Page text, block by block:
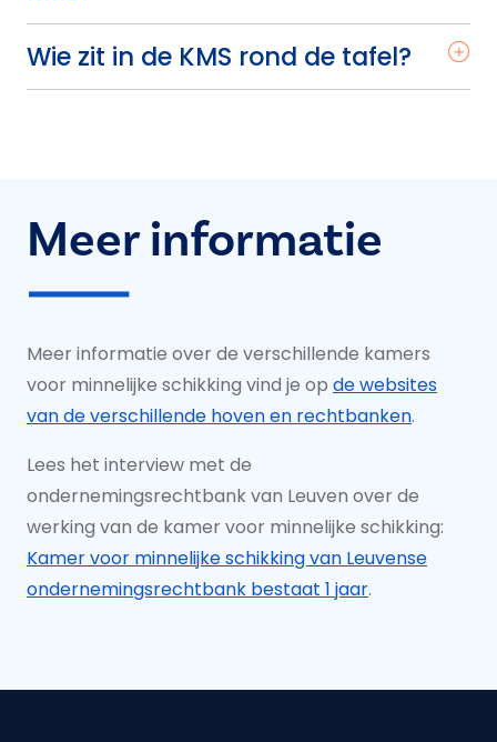
Wie zit in de KMS rond de tafel?
Meer informatie
Meer informatie over de verschillende kamers
voor minnelijke schikking vind je op de websites
van de verschillende hoven en rechtbanken.
Lees het interview met de
ondernemingsrechtbank van Leuven over de
werking van de kamer voor minnelijke schikking:
Kamer voor minnelijke schikking van Leuvense
ondernemingsrechtbank bestaat 1 jaar.